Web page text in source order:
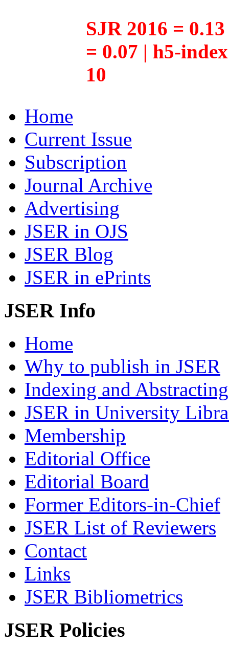
SJR 2016 =
= 0.07 | h5-
10
Home
Current Issue
Subscription
Journal Archive
Advertising
JSER in OJS
JSER Blog
JSER in ePrints
JSER Info
Home
Why to publish in JSER
Indexing and Abstracting
JSER in University
Membership
Editorial Office
Editorial Board
Former Editors-in-Chief
JSER List of Reviewers
Contact
Links
JSER Bibliometrics
JSER Policies